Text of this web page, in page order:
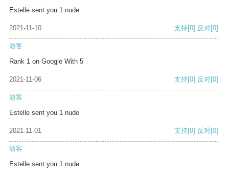
Estelle sent you 1 nude
2021-11-10 支持[0] 反对[0]
游客
Rank 1 on Google With 5
2021-11-06 支持[0] 反对[0]
游客
Estelle sent you 1 nude
2021-11-01 支持[0] 反对[0]
游客
Estelle sent you 1 nude